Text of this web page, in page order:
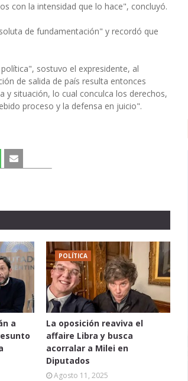
con la intensidad que lo hace", concluyó.
de fundamentación" y recordó que
sostuvo el expresidente, al
de salida de país resulta entonces
situación, lo cual conculca los derechos,
proceso y la defensa en juicio".
a
POLÍTICA
La oposición reaviva el
affaire Libra y busca
acorralar a Milei en
Diputados
Agosto 11, 2025